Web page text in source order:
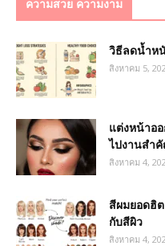
ความสวย ความงาม
วิธีลดน้ำห
สิงหาคม 5,
แต่งหน้าอ
ไปงานสำ
สิงหาคม 4,
สีผมยอดฮิ
กับสีผิว
สิงหาคม 4,